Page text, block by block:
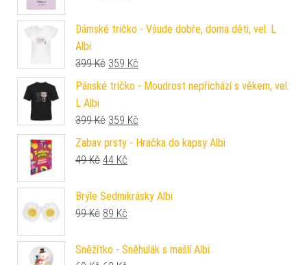
Dámské tričko - Všude dobře, doma děti, vel. L
Albi
399Kč Původní cena byla: 399 Kč.
359 Kč
Pánské tričko - Moudrost nepřichází s věkem, vel.
L Albi
399Kč Původní cena byla: 399 Kč.
359 Kč
Zabav prsty - Hračka do kapsy Albi
49Kč Původní cena byla: 49 Kč.
44 Kč
Brýle Sedmikrásky Albi
99Kč Původní cena byla: 99 Kč.
89 Kč
Sněžítko - Sněhulák s mašlí Albi